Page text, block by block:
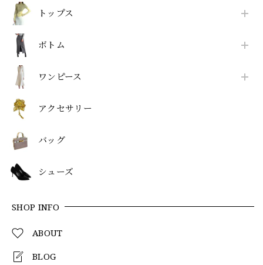
トップス
ボトム
ワンピース
アクセサリー
バッグ
シューズ
SHOP INFO
ABOUT
BLOG